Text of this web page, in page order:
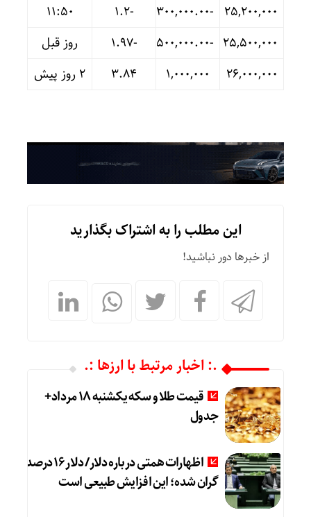
۲۵,۲۰۰,۰۰۰ -۳۰۰,۰۰۰.۰۰ -۱.۲
11:50
۲۵,۵۰۰,۰۰۰ -۵۰۰,۰۰۰.۰۰ -۱.۹۷
روز قبل
۲۶,۰۰۰,۰۰۰
۱,۰۰۰,۰۰۰ ۳.۸۴ ۲ روز پیش
این مطلب را به اشتراک بگذارید
از خبرها دور نباشید!
.: اخبار مرتبط با ارزها :.
قیمت طلا و سکه یکشنبه 18 مرداد+
جدول
اظهارات همتی درباره دلار/ دلار ۱۶ درصد
گران شده؛ این افزایش طبیعی است